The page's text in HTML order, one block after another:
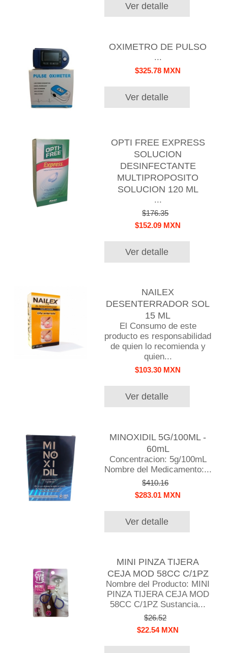
Ver detalle
OXIMETRO DE PULSO
...
$325.78 MXN
Ver detalle
OPTI FREE EXPRESS
SOLUCION
DESINFECTANTE
MULTIPROPOSITO
SOLUCION 120 ML
...
$176.35
$152.09 MXN
Ver detalle
NAILEX
DESENTERRADOR SOL
15 ML
El Consumo de este
producto es responsabilidad
de quien lo recomienda y
quien...
$103.30 MXN
Ver detalle
MINOXIDIL 5G/100ML -
60mL
Concentracion: 5g/100mL
Nombre del Medicamento:...
$410.16
$283.01 MXN
Ver detalle
MINI PINZA TIJERA
CEJA MOD 58CC C/1PZ
Nombre del Producto: MINI
PINZA TIJERA CEJA MOD
58CC C/1PZ Sustancia...
$26.52
$22.54 MXN